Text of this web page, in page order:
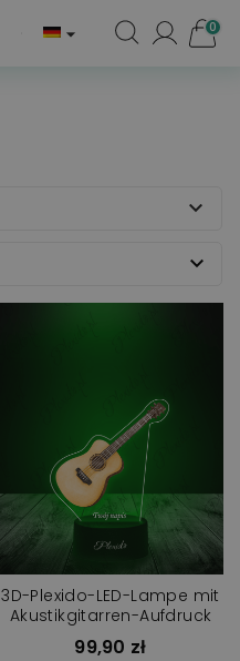
 0

3D-Plexido-LED-Lampe mit
Akustikgitarren-Aufdruck
99,90 zł
